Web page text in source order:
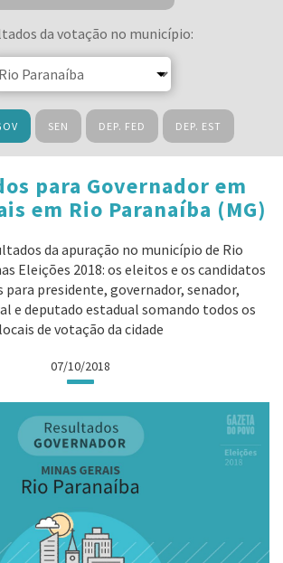
da votação no município:
SEN DEP. FED DEP. EST
para Governador em
em Rio Paranaíba (MG)
da apuração no município de Rio
Eleições 2018: os eleitos e os candidatos
para presidente, governador, senador,
e deputado estadual somando todos os
locais de votação da cidade
07/10/2018